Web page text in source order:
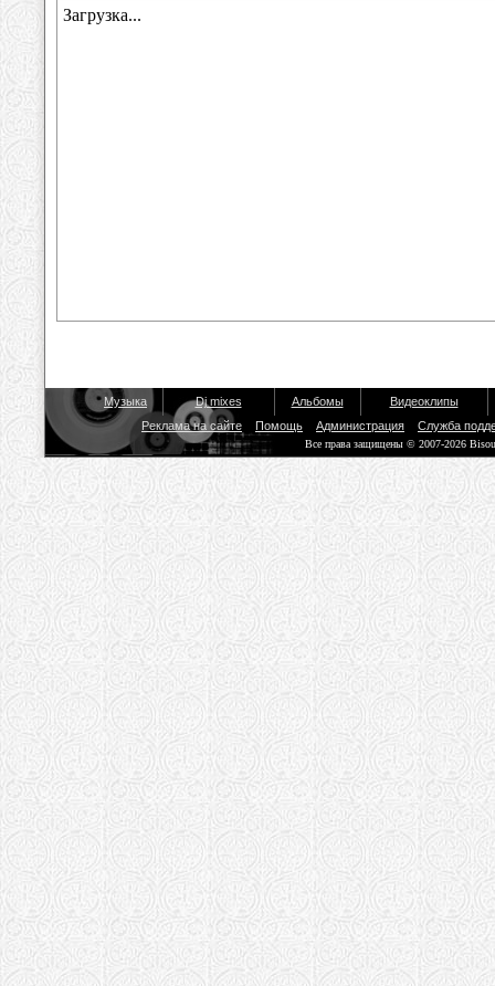
Музыка Dj mixes Альбомы
Видеоклипы
Реклама на сайте
Помощь Администрация Служба
Все права защищены © 2007-2026